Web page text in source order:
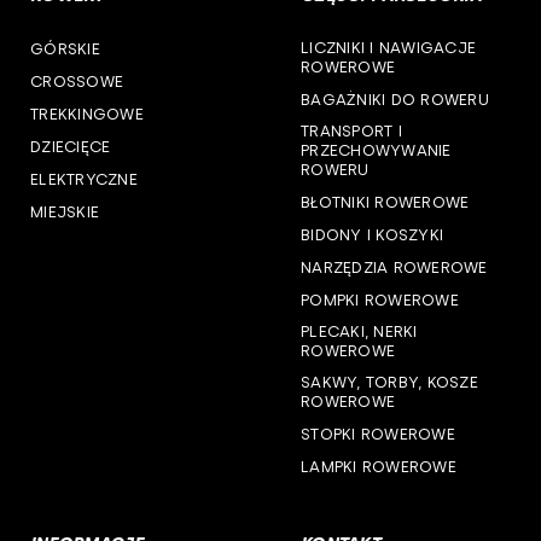
woj. pomorskie
woj. śląskie
woj. warmińsko-mazurskie
GÓRSKIE
CROSSOWE
TREKKINGOWE
DZIECIĘCE
ELEKTRYCZNE
MIEJSKIE
LICZNIKI I NAWIGACJE
ROWEROWE
BAGAŻNIKI DO ROWERU
TRANSPORT I
PRZECHOWYWANIE
ROWERU
BŁOTNIKI ROWEROWE
BIDONY I KOSZYKI
NARZĘDZIA ROWEROWE
POMPKI ROWEROWE
PLECAKI, NERKI
ROWEROWE
SAKWY, TORBY, KOSZE
ROWEROWE
STOPKI ROWEROWE
LAMPKI ROWEROWE